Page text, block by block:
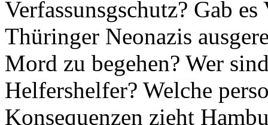
Verfassunsgschutz? Gab
Thüringer Neonazis
Mord zu begehen? Wer
Helfershelfer? Welche
Konsequenzen zieht